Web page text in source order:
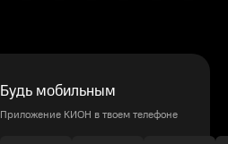
Будь мобильным
Приложение КИОН в твоем телефоне